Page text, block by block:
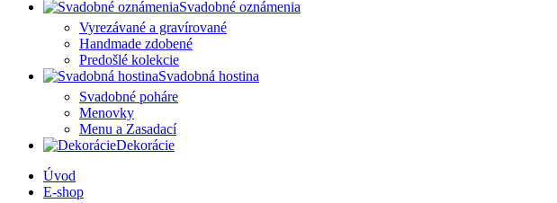
Svadobné oznámenia
Vyrezávané a gravírované
Handmade zdobené
Predošlé kolekcie
Svadobná hostina
Svadobné poháre
Menovky
Menu a Zasadací
Dekorácie
Úvod
E-shop